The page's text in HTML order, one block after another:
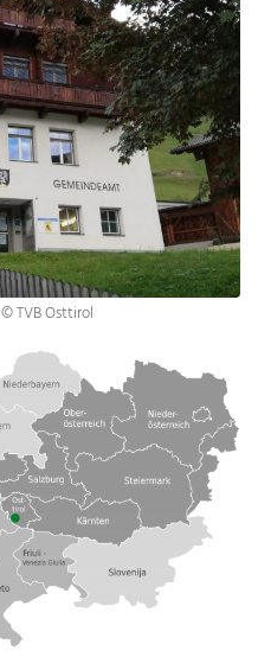
© TVB Osttirol